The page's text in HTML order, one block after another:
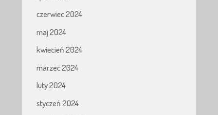
czerwiec 2024
maj 2024
kwiecień 2024
marzec 2024
luty 2024
styczeń 2024